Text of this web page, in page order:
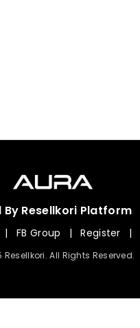
By Resellkori Platform
| FB Group | Register |
Resellkori. All Rights Reserved.